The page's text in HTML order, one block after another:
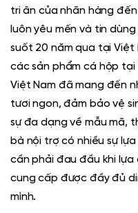
tri ân của nhãn hàng
luôn yêu mến và tin
suốt 20 năm qua tại Việt
các sản phẩm cá hộp tại
Việt Nam đã mang đến
tươi ngon, đảm bảo vệ
sự đa dạng về mẫu mã,
bà nội trợ có nhiều sự
cần phải đau đầu khi
cung cấp được đầy đủ
mình.